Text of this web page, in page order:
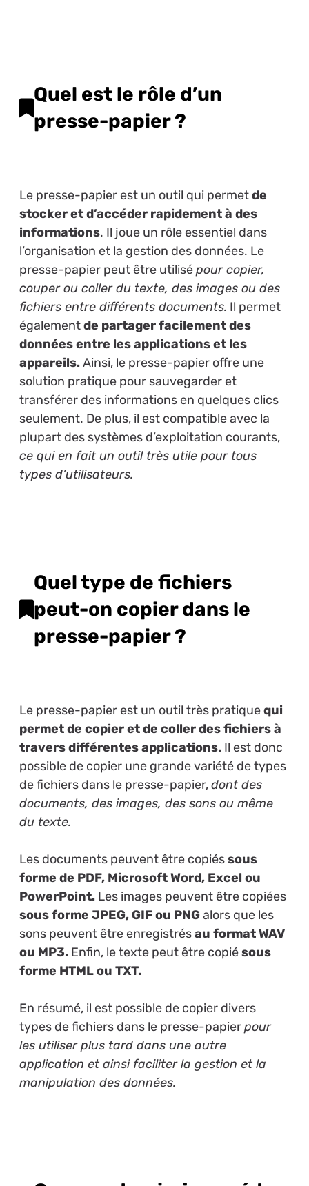
Quel est le rôle d’un
presse-papier ?
Le presse-papier est un outil qui permetde
stocker et d’accéder rapidement à des
informations. Il joue un rôle essentiel dans
l’organisation et la gestion des données. Le
presse-papier peut être utilisépour copier,
couper ou coller du texte, des images ou des
fichiers entre différents documents. Il permet
égalementde partager facilement des
données entre les applications et les
appareils.Ainsi, le presse-papier offre une
solution pratique pour sauvegarder et
transférer des informations en quelques clics
seulement. De plus, il est compatible avec la
plupart des systèmes d’exploitation courants,
ce qui en fait un outil très utile pour tous
types d’utilisateurs.
Quel type de fichiers
peut-on copier dans le
presse-papier ?
Le presse-papier est un outil très pratiquequi
permet de copier et de coller des fichiers à
travers différentes applications.Il est donc
possible de copier une grande variété de types
de fichiers dans le presse-papier,dont des
documents, des images, des sons ou même
du texte.
Les documents peuvent être copiéssous
forme de PDF, Microsoft Word, Excel ou
PowerPoint. Les images peuvent être copiées
sous forme JPEG, GIF ou PNGalors que les
sons peuvent être enregistrésau format WAV
ou MP3.Enfin, le texte peut être copiésous
forme HTML ou TXT.
En résumé, il est possible de copier divers
types de fichiers dans le presse-papierpour
les utiliser plus tard dans une autre
application et ainsi faciliter la gestion et la
manipulation des données.